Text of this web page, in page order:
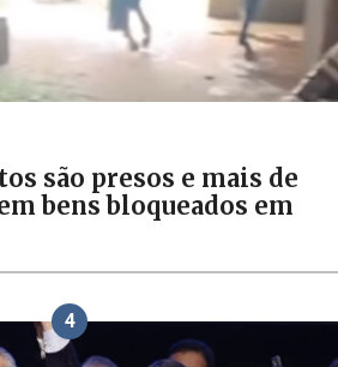
são presos e mais de
bens bloqueados em
4